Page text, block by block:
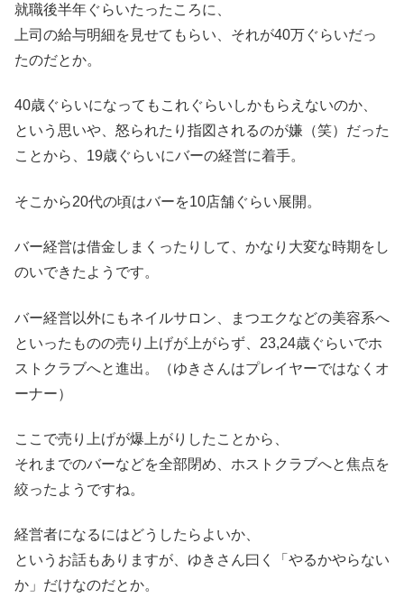
就職後半年ぐらいたったころに、
上司の給与明細を見せてもらい、それが40万ぐらいだっ
たのだとか。
40歳ぐらいになってもこれぐらいしかもらえないのか、
という思いや、怒られたり指図されるのが嫌（笑）だった
ことから、19歳ぐらいにバーの経営に着手。
そこから20代の頃はバーを10店舗ぐらい展開。
バー経営は借金しまくったりして、かなり大変な時期をし
のいできたようです。
バー経営以外にもネイルサロン、まつエクなどの美容系へ
といったものの売り上げが上がらず、23,24歳ぐらいでホ
ストクラブへと進出。（ゆきさんはプレイヤーではなくオ
ーナー）
ここで売り上げが爆上がりしたことから、
それまでのバーなどを全部閉め、ホストクラブへと焦点を
絞ったようですね。
経営者になるにはどうしたらよいか、
というお話もありますが、ゆきさん曰く「やるかやらない
か」だけなのだとか。